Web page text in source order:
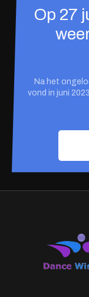
Op 27
Na het
vond in juni